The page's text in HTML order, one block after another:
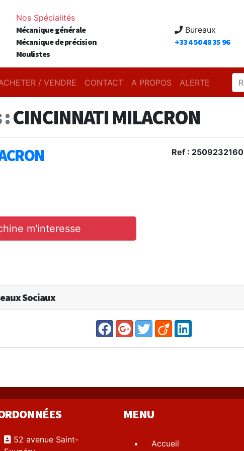
Nos Spécialités
Mécanique générale
Mécanique de précision
Moulistes
Bureaux
+33 4 50 48 35 96
/ VENDRE CONTACT A PROPOS ALERTE
:CINCINNATI MILACRON
m'interesse
Ref : 2509232160
Sociaux
52 avenue Saint-
MENU
Accueil